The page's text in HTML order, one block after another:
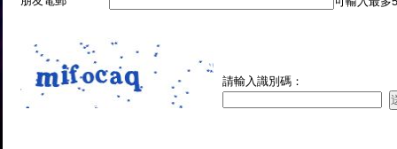
請輸入識別碼：